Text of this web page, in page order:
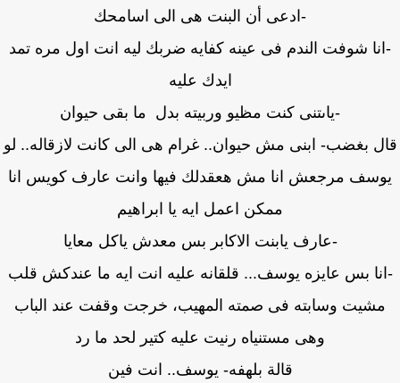
-ادعى أن البنت هى الى اسامحك
شوفت الندم فى عينه كفايه ضربك ليه انت اول مره تمد
ايدك عليه
-ياىتنى كنت مظيو وربيته بدل ما بقى حيوان
بغضب- ابنى مش حيوان.. غرام هى الى كانت لازقاله.. لو
مرجعش انا مش هعقدلك فيها وانت عارف كويس انا
ممكن اعمل ايه يا ابراهيم
-عارف يابنت الاكابر بس معدش ياكل معايا
بس عايزه يوسف... قلقانه عليه انت ايه ما عندكش قلب
وسابته فى صمته المهيب، خرجت وقفت عند الباب
وهى مستنياه رنيت عليه كتير لحد ما رد
قالة بلهفه- يوسف.. انت فين